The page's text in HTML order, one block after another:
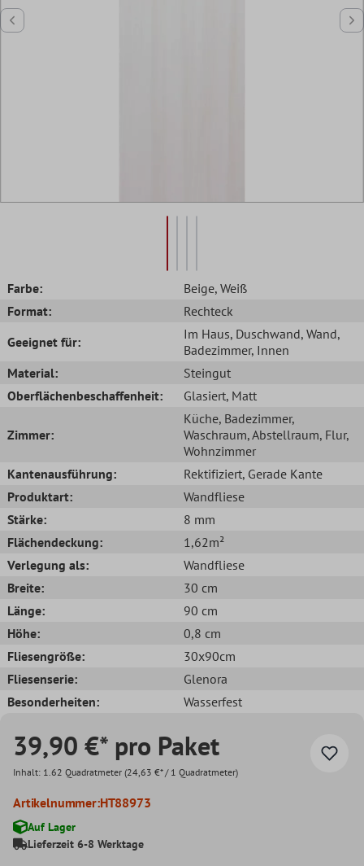
Farbe: Beige, Weiß
Format:
Rechteck
Geeignet für:
Im Haus, Duschwand, Wand,
Badezimmer, Innen
Material:
Steingut
Oberflächenbeschaffenheit:
Glasiert, Matt
Zimmer:
Küche, Badezimmer,
Waschraum, Abstellraum, Flur,
Wohnzimmer
Kantenausführung:
Rektifiziert, Gerade Kante
Produktart:
Wandfliese
Stärke:
8 mm
Flächendeckung:
1,62m²
Verlegung als:
Wandfliese
Breite:
30 cm
Länge:
90 cm
Höhe:
0,8 cm
Fliesengröße:
30x90cm
Fliesenserie:
Glenora
Besonderheiten:
Wasserfest
39,90 €* pro Paket
Inhalt: 1.62 Quadratmeter (24,63 €* / 1 Quadratmeter)
Artikelnummer:HT88973
Auf Lager
Lieferzeit 6-8 Werktage